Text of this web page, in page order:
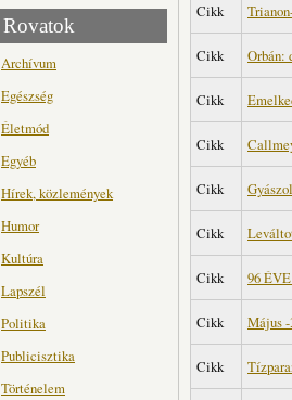
Rovatok
Archívum
Egészség
Életmód
Egyéb
Hírek, közlemények
Humor
Kultúra
Lapszél
Politika
Publicisztika
Történelem
Cikk
Cikk
Orbán:
Cikk
Cikk
Cikk
Cikk
Cikk
96
Cikk
Május
Cikk